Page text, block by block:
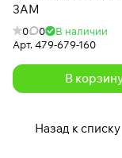
3АМ
0 0
В наличии
Арт.479-679-160
В
Назад к списку